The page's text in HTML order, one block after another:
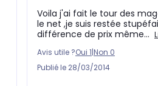
Voila j'ai fait le tour des
le net ,je suis restée
différence de prix même...
Avis utile ?Oui 1|Non 0
Publié le 28/03/2014